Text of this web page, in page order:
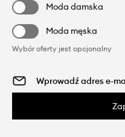
Moda damska
Moda męska
Wybór oferty jest opcjonalny